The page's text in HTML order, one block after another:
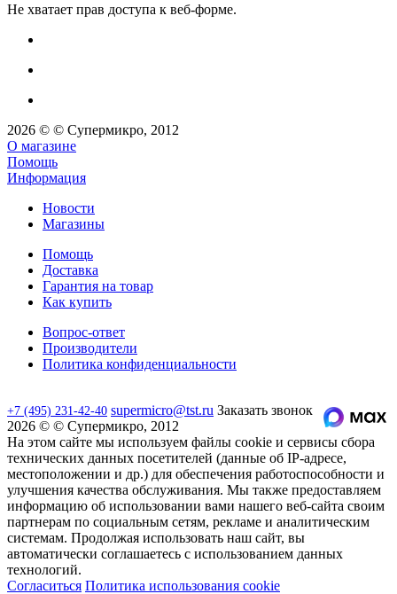
Не хватает прав доступа к веб-форме.
2026 © © Супермикро, 2012
О магазине
Помощь
Информация
Новости
Магазины
Помощь
Доставка
Гарантия на товар
Как купить
Вопрос-ответ
Производители
Политика конфиденциальности
+7 (495) 231-42-40 supermicro@tst.ru Заказать звонок
2026 © © Супермикро, 2012
На этом сайте мы используем файлы cookie и сервисы сбора
технических данных посетителей (данные об IP-адресе,
местоположении и др.) для обеспечения работоспособности и
улучшения качества обслуживания. Мы также предоставляем
информацию об использовании вами нашего веб-сайта своим
партнерам по социальным сетям, рекламе и аналитическим
системам. Продолжая использовать наш сайт, вы
автоматически соглашаетесь с использованием данных
технологий.
Согласиться Политика использования cookie